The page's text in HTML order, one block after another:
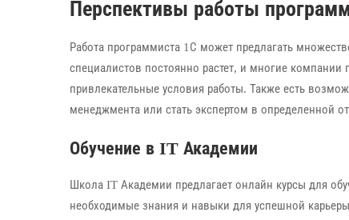
Перспективы работы
Работа программиста 1С может предлагать
специалистов постоянно растет, и многие
привлекательные условия работы. Также есть
менеджмента или стать экспертом в определенной
Обучение в IT Академии
Школа IT Академии предлагает онлайн курсы для
необходимые знания и навыки для успешной